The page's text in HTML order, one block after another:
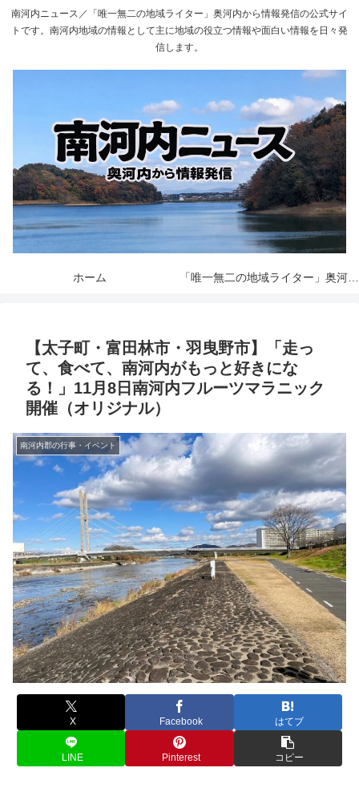
南河内ニュース／「唯一無二の地域ライター」奥河内から情報発信の公式サイ
トです。南河内地域の情報として主に地域の役立つ情報や面白い情報を日々発
信します。
ホーム
【太子町・富田林市・羽曳野市】「走っ
て、食べて、南河内がもっと好きにな
る！」11月8日南河内フルーツマラニック
開催（オリジナル）
南河内郡の行事・イベント
X Facebook はてブ
LINE Pinterest コピー